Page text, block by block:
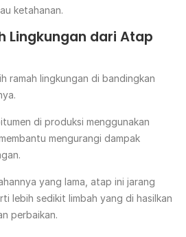
ketahanan.
Lingkungan dari Atap
ramah lingkungan di bandingkan
di produksi menggunakan
mengurangi dampak
yang lama, atap ini jarang
lebih sedikit limbah yang di hasilkan
perbaikan.